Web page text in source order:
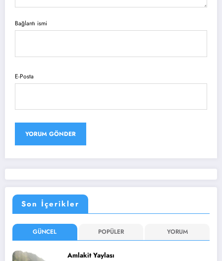
Bağlantı ismi
E-Posta
Son İçerikler
GÜNCEL POPÜLER YORUM
Amlakit Yaylası